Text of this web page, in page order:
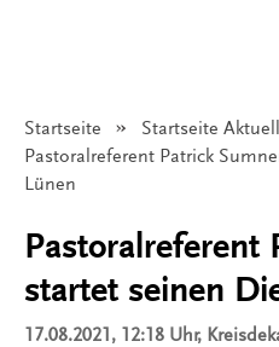
Startseite Startseite
Angezeigt:
Pastoralreferent Patrick
Lünen
Pastoralreferent
startet seinen
17.08.2021, 12:18 Uhr,